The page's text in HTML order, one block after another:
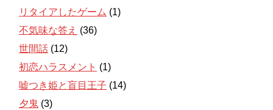
リタイアしたゲーム (1)
不気味な答え (36)
世間話 (12)
初恋ハラスメント (1)
嘘つき姫と盲目王子 (14)
夕鬼 (3)